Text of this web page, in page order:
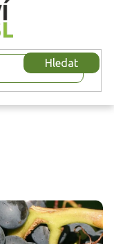
Hledat